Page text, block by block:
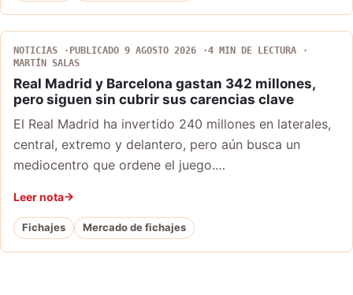
NOTICIAS PUBLICADO 9 AGOSTO 2026
4 MIN DE LECTURA
MARTÍN SALAS
Real Madrid y Barcelona gastan 342 millones,
pero siguen sin cubrir sus carencias clave
El Real Madrid ha invertido 240 millones en laterales,
central, extremo y delantero, pero aún busca un
mediocentro que ordene el juego.…
Leer nota
Fichajes Mercado de fichajes